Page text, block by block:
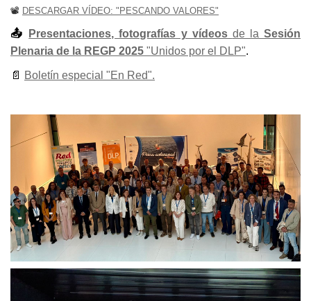
📽 DESCARGAR VÍDEO: "PESCANDO VALORES"
📤 Presentaciones, fotografías y vídeos de la Sesión
Plenaria de la REGP 2025 "Unidos por el DLP".
📄 Boletín especial "En Red".